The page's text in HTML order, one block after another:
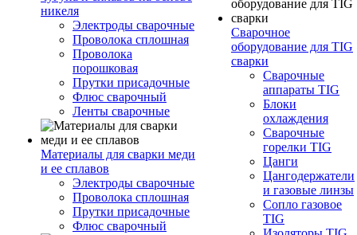
никеля
Электроды сварочные
Проволока сплошная
Проволока
порошковая
Прутки присадочные
Флюс сварочный
Ленты сварочные
Материалы для сварки меди
и ее сплавов
Электроды сварочные
Проволока сплошная
Прутки присадочные
Флюс сварочный
Сварочное
оборудование для TIG
сварки
Сварочные
аппараты TIG
Блоки
охлаждения
Сварочные
горелки TIG
Цанги
Цангодержатели
и газовые линзы
Сопло газовое
TIG